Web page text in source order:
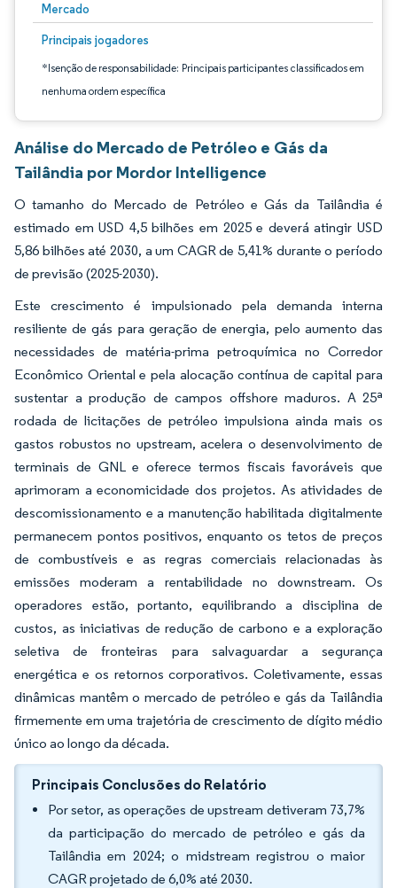
Mercado
Principais jogadores
*Isenção de responsabilidade: Principais participantes classificados em
nenhuma ordem específica
Imagem © Mordor Intelligence. O reuso requer atribuição conforme CC BY 4.0.
Análise do Mercado de Petróleo e Gás da
Tailândia por Mordor Intelligence
O tamanho do Mercado de Petróleo e Gás da Tailândia é
estimado em USD 4,5 bilhões em 2025 e deverá atingir USD
5,86 bilhões até 2030, a um CAGR de 5,41% durante o período
de previsão (2025-2030).
Este crescimento é impulsionado pela demanda interna
resiliente de gás para geração de energia, pelo aumento das
necessidades de matéria-prima petroquímica no Corredor
Econômico Oriental e pela alocação contínua de capital para
sustentar a produção de campos offshore maduros. A 25ª
rodada de licitações de petróleo impulsiona ainda mais os
gastos robustos no upstream, acelera o desenvolvimento de
terminais de GNL e oferece termos fiscais favoráveis que
aprimoram a economicidade dos projetos. As atividades de
descomissionamento e a manutenção habilitada digitalmente
permanecem pontos positivos, enquanto os tetos de preços
de combustíveis e as regras comerciais relacionadas às
emissões moderam a rentabilidade no downstream. Os
operadores estão, portanto, equilibrando a disciplina de
custos, as iniciativas de redução de carbono e a exploração
seletiva de fronteiras para salvaguardar a segurança
energética e os retornos corporativos. Coletivamente, essas
dinâmicas mantêm o mercado de petróleo e gás da Tailândia
firmemente em uma trajetória de crescimento de dígito médio
único ao longo da década.
Principais Conclusões do Relatório
Por setor, as operações de upstream detiveram 73,7%
da participação do mercado de petróleo e gás da
Tailândia em 2024; o midstream registrou o maior
CAGR projetado de 6,0% até 2030.